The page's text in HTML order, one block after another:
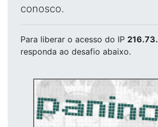
conosco.
Para liberar o acesso do IP
responda ao desafio abaixo.